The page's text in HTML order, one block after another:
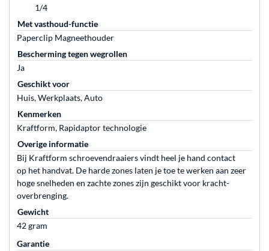
1/4
Met vasthoud-functie
Paperclip Magneethouder
Bescherming tegen wegrollen
Ja
Geschikt voor
Huis, Werkplaats, Auto
Kenmerken
Kraftform, Rapidaptor technologie
Overige informatie
Bij Kraftform schroevendraaiers vindt heel je hand contact
op het handvat. De harde zones laten je toe te werken aan zeer
hoge snelheden en zachte zones zijn geschikt voor kracht-
overbrenging.
Gewicht
42 gram
Garantie